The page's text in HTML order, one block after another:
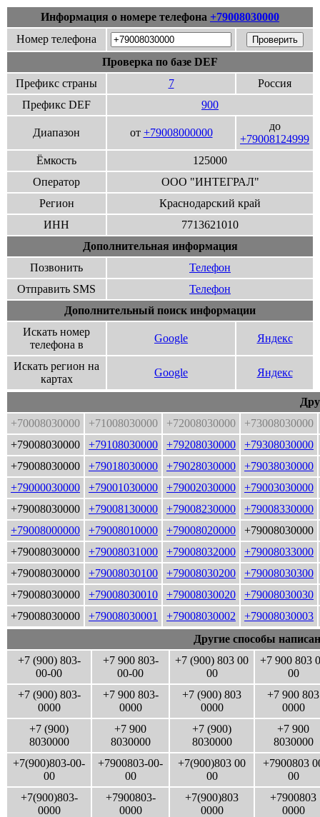
Информация о номере телефона +79008030000
Номер телефона
Проверка по базе DEF
Префикс страны
7
Россия
Префикс DEF
900
Диапазон от +79008000000
до
+79008124999
Ёмкость
125000
Оператор
ООО "ИНТЕГРАЛ"
Регион
Краснодарский край
ИНН
7713621010
Дополнительная информация
Позвонить
Телефон
Отправить SMS
Телефон
Дополнительный поиск информации
Искать номер
телефона в
Google Яндекс
Искать регион на
картах
Google Яндекс
+70008030000
+71008030000 +72008030000
+73008030000
+79008030000
+79108030000 +79208030000
+79308030000
+79008030000
+79018030000 +79028030000
+79038030000
+79000030000
+79001030000 +79002030000
+79003030000
+79008030000
+79008130000 +79008230000
+79008330000
+79008000000
+79008010000 +79008020000
+79008030000
+79008030000
+79008031000 +79008032000
+79008033000
+79008030000
+79008030100 +79008030200
+79008030300
+79008030000
+79008030010 +79008030020
+79008030030
+79008030000
+79008030001 +79008030002
+79008030003
Другие способы
+7 (900) 803-
00-00
+7 900 803-
00-00
+7 (900) 803 00
00
+7 900 803
00
+7 (900) 803-
0000
+7 900 803-
0000
+7 (900) 803
0000
+7 900 803
0000
+7 (900)
8030000
+7 900
8030000
+7 (900)
8030000
+7 900
8030000
+7(900)803-00-
00
+7900803-00-
00
+7(900)803 00
00
+7900803
00
+7(900)803-
0000
+7900803-
0000
+7(900)803
0000
+7900803
0000